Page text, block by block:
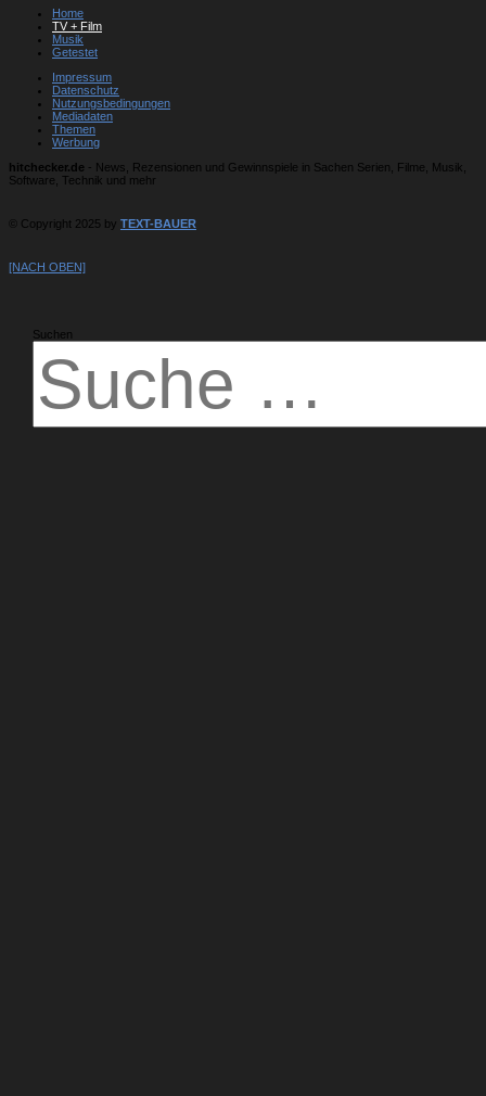
Home
TV + Film
Musik
Getestet
Impressum
Datenschutz
Nutzungsbedingungen
Mediadaten
Themen
Werbung
hitchecker.de - News, Rezensionen und Gewinnspiele in Sachen Serien, Filme, Musik,
Software, Technik und mehr
© Copyright 2025 by TEXT-BAUER
[NACH OBEN]
Suchen